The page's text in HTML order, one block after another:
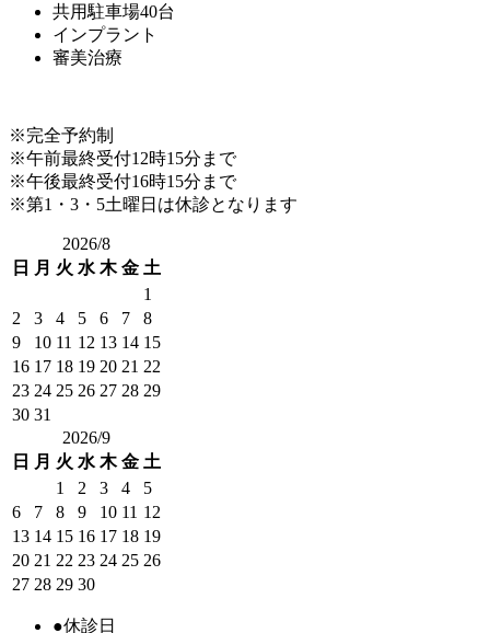
共用駐車場40台
インプラント
審美治療
※完全予約制
※午前最終受付12時15分まで
※午後最終受付16時15分まで
※第1・3・5土曜日は休診となります
2026/8
日 月 火 水 木 金 土
1
2
3 4 5 6 7
8
9
10 11 12 13 14 15
16 17 18 19 20 21 22
23 24 25 26 27 28 29
30 31
2026/9
日 月 火 水 木 金 土
1
2 3 4
5
6
7 8 9 10 11 12
13 14 15 16 17 18 19
20 21 22 23 24 25 26
27 28 29 30
●休診日